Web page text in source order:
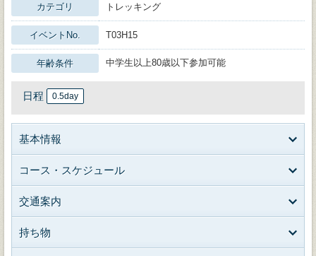
カテゴリ トレッキング
イベントNo. T03H15
年齢条件 中学生以上80歳以下参加可能
日程 0.5day
基本情報
コース・スケジュール
交通案内
持ち物